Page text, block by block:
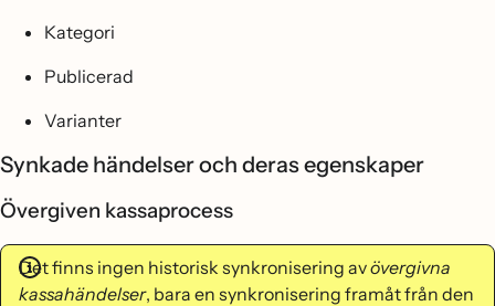
Kategori
Publicerad
Varianter
Synkade händelser och deras egenskaper
Övergiven kassaprocess
Det finns ingen historisk synkronisering avövergivna
kassahändelser, bara en synkronisering framåt från den